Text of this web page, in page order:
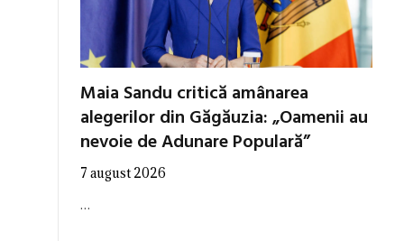
Maia Sandu critică amânarea
alegerilor din Găgăuzia: „Oamenii au
nevoie de Adunare Populară”
7 august 2026
…